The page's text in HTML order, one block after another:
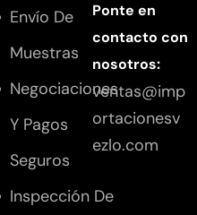
Envío De
Muestras
Negociaciones
Y Pagos
Seguros
Inspección De
Ponte en
contacto con
nosotros:
ventas@imp
ortacionesv
ezlo.com